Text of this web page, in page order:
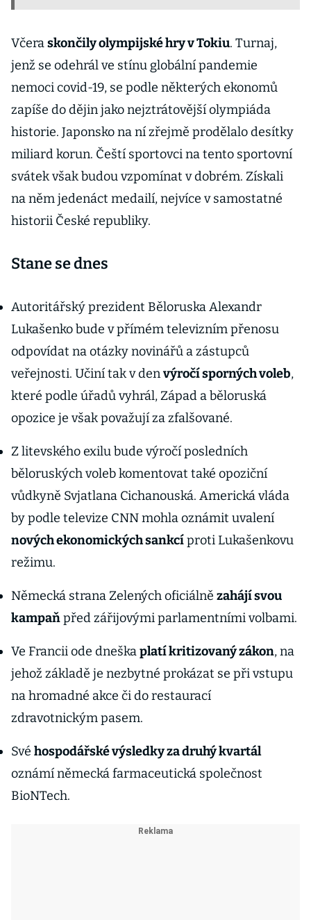
Včeraskončily olympijské hry v Tokiu. Turnaj,
jenž se odehrál ve stínu globální pandemie
nemoci covid-19, se podle některých ekonomů
zapíše do dějin jako nejztrátovější olympiáda
historie. Japonsko na ní zřejmě prodělalo desítky
miliard korun. Čeští sportovci na tento sportovní
svátek však budou vzpomínat v dobrém. Získali
na něm jedenáct medailí, nejvíce v samostatné
historii České republiky.
Stane se dnes
Autoritářský prezident Běloruska Alexandr
Lukašenko bude v přímém televizním přenosu
odpovídat na otázky novinářů a zástupců
veřejnosti. Učiní tak v denvýročí sporných voleb,
které podle úřadů vyhrál, Západ a běloruská
opozice je však považují za zfalšované.
Z litevského exilu bude výročí posledních
běloruských voleb komentovat také opoziční
vůdkyně Svjatlana Cichanouská. Americká vláda
by podle televize CNN mohla oznámit uvalení
nových ekonomických sankcíproti Lukašenkovu
režimu.
Německá strana Zelených oficiálně zahájí svou
kampaňpřed zářijovými parlamentními volbami.
Ve Francii ode dneškaplatí kritizovaný zákon, na
jehož základě je nezbytné prokázat se při vstupu
na hromadné akce či do restaurací
zdravotnickým pasem.
Své hospodářské výsledky za druhý kvartál
oznámí německá farmaceutická společnost
BioNTech.